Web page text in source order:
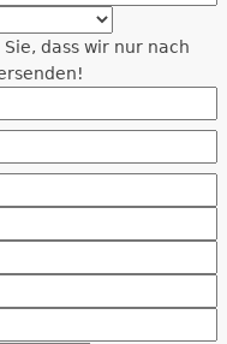
dass wir nur nach